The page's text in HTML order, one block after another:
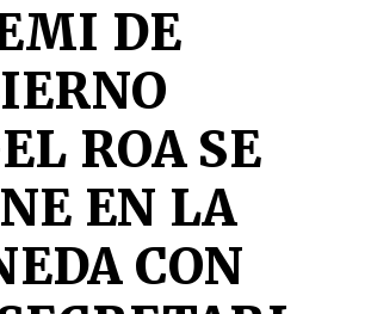
DE
ROA SE
EN LA
CON